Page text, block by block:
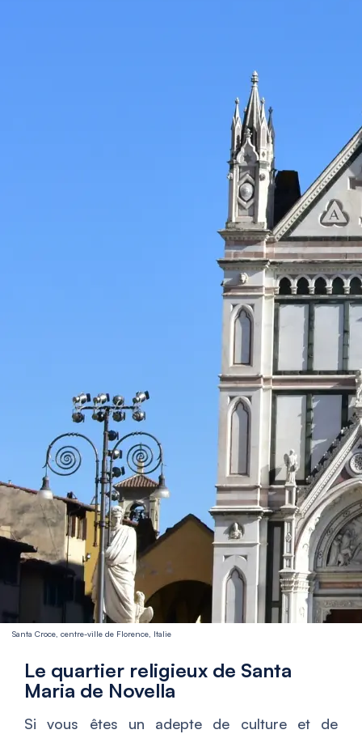
Santa Croce, centre-ville de Florence, Italie
Le quartier religieux de Santa
Maria de Novella
Si vous êtes un adepte de culture et de